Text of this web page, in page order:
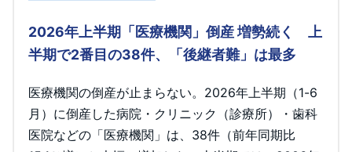
2026年上半期「医療機関」倒産 増勢続く 上
半期で2番目の38件、「後継者難」は最多
医療機関の倒産が止まらない。2026年上半期（1-6
月）に倒産した病院・クリニック（診療所）・歯科
医院などの「医療機関」は、38件（前年同期比